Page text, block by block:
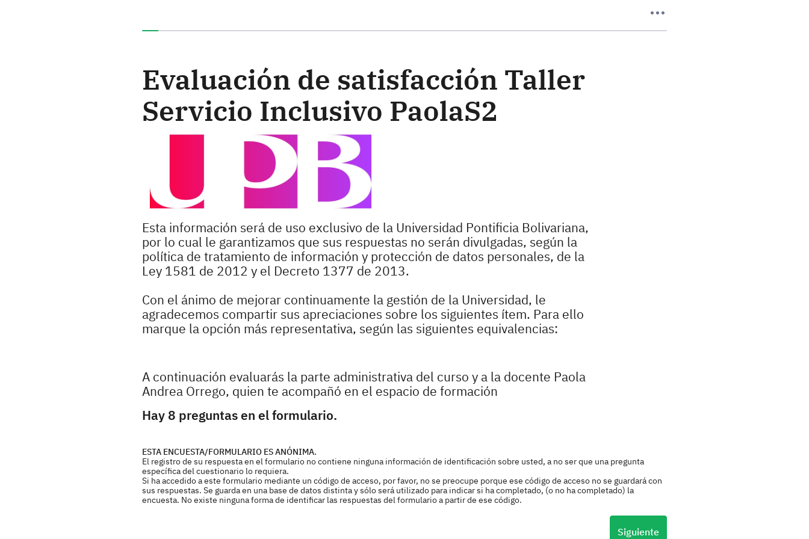
Evaluación de satisfacción Taller
Servicio Inclusivo PaolaS2
Esta información será de uso exclusivo de la Universidad Pontificia Bolivariana,
por lo cual le garantizamos que sus respuestas no serán divulgadas, según la
política de tratamiento de información y protección de datos personales, de la
Ley 1581 de 2012 y el Decreto 1377 de 2013.
Con el ánimo de mejorar continuamente la gestión de la Universidad, le
agradecemos compartir sus apreciaciones sobre los siguientes ítem. Para ello
marque la opción más representativa, según las siguientes equivalencias:
A continuación evaluarás la parte administrativa del curso y a la docente Paola
Andrea Orrego, quien te acompañó en el espacio de formación
Hay 8 preguntas en el formulario.
ESTA ENCUESTA/FORMULARIO ES ANÓNIMA.
El registro de su respuesta en el formulario no contiene ninguna información de identificación sobre usted, a no ser que una pregunta
específica del cuestionario lo requiera.
Si ha accedido a este formulario mediante un código de acceso, por favor, no se preocupe porque ese código de acceso no se guardará con
sus respuestas. Se guarda en una base de datos distinta y sólo será utilizado para indicar si ha completado, (o no ha completado) la
encuesta. No existe ninguna forma de identificar las respuestas del formulario a partir de ese código.
Siguiente